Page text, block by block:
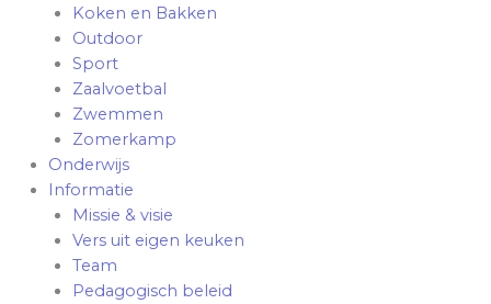
Koken en Bakken
Outdoor
Sport
Zaalvoetbal
Zwemmen
Zomerkamp
Onderwijs
Informatie
Missie & visie
Vers uit eigen keuken
Team
Pedagogisch beleid